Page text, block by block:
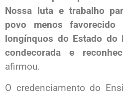
Nossa luta e trabalho
povo menos
longínquos do Estado do
condecorada e
afirmou.
O credenciamento do